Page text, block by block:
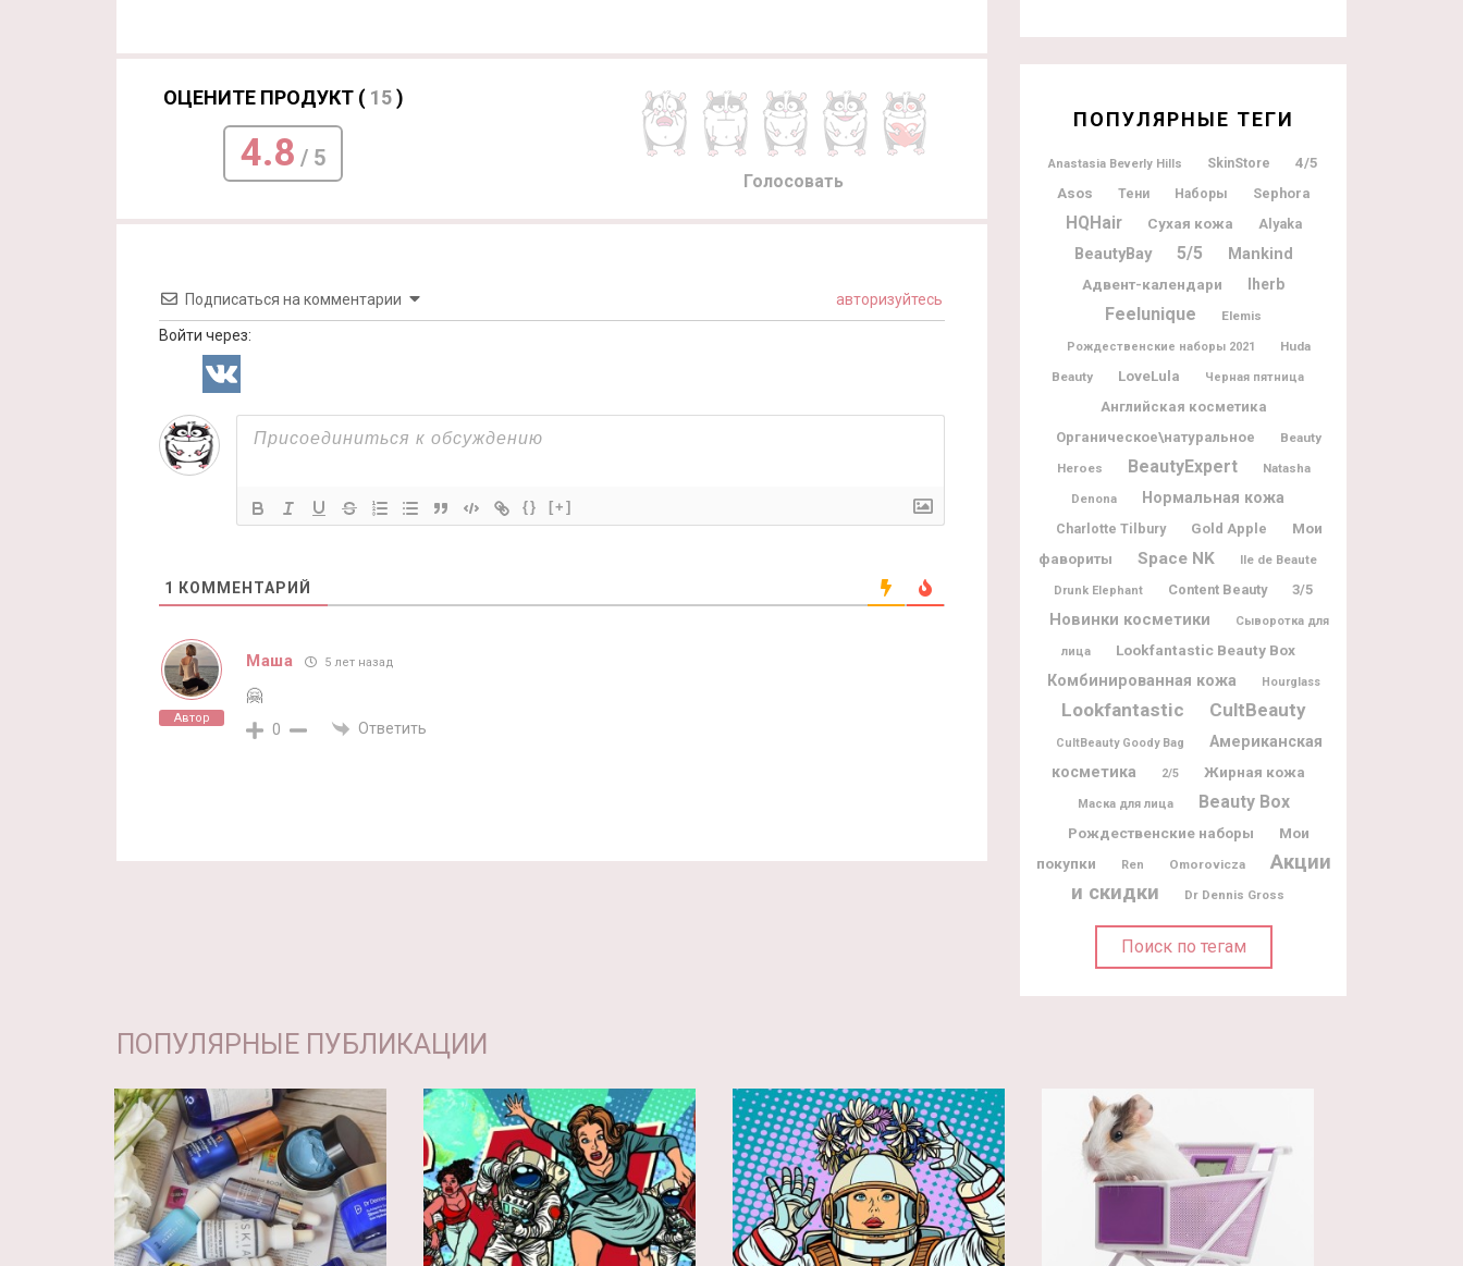
ОЦЕНИТЕ ПРОДУКТ ( 15)
4.8 / 5
Голосовать
Подписаться на комментарии авторизуйтесь
Войти через:
{} [+]
1 КОММЕНТАРИЙ
Автор
Маша 5 лет назад
🤗
0 Ответить
ПОПУЛЯРНЫЕ ТЕГИ
Anastasia Beverly Hills SkinStore
4/5
Asos
Тени Наборы Sephora
HQHair Сухая кожа Alyaka
BeautyBay 5/5 Mankind
Адвент-календари Iherb
Feelunique Elemis
Рождественские наборы 2021
Huda
Beauty
LoveLula Черная пятница
Английская косметика
Органическое\натуральное
Beauty
Heroes
BeautyExpert
Natasha
Denona
Нормальная кожа
Charlotte Tilbury Gold Apple
Мои
фавориты
Space NK Ile de Beaute
Drunk Elephant Content Beauty 3/5
Новинки косметики Сыворотка для
лица
Lookfantastic Beauty Box
Комбинированная кожа
Hourglass
Lookfantastic CultBeauty
CultBeauty Goody Bag
Американская
косметика
2/5 Жирная кожа
Маска для лица Beauty Box
Рождественские наборы
Мои
покупки
Ren Omorovicza
Акции
и скидки
Dr Dennis Gross
Поиск по тегам
ПОПУЛЯРНЫЕ ПУБЛИКАЦИИ